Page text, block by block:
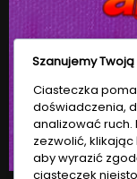
Szanujemy
Ciasteczka
doświadczenia,
analizować ruch.
zezwolić, klikając
aby wyrazić
ciasteczek